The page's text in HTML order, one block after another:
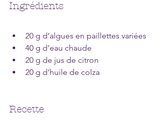
Ingrédients
20 g d’algues en paillettes variées
40 g d’eau chaude
20 g de jus de citron
20 g d’huile de colza
Recette